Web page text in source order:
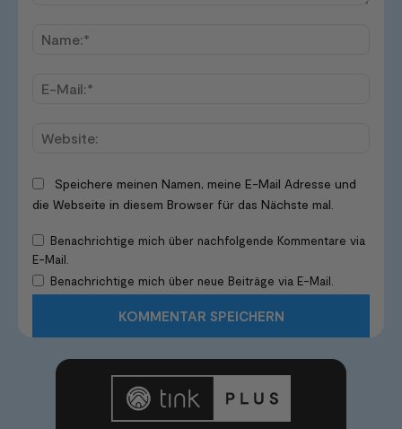
Speichere meinen Namen, meine E-Mail Adresse und
die Webseite in diesem Browser für das Nächste mal.
Benachrichtige mich über nachfolgende Kommentare via
E-Mail.
Benachrichtige mich über neue Beiträge via E-Mail.